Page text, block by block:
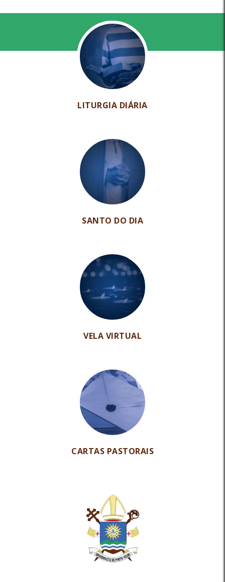
LITURGIA DIÁRIA
SANTO DO DIA
VELA VIRTUAL
CARTAS PASTORAIS